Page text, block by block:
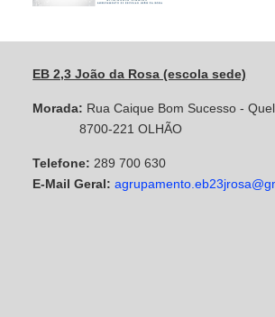
EB 2,3 João da Rosa (escola sede)
Morada: Rua Caique Bom Sucesso -
8700-221 OLHÃO
Telefone: 289 700 630
E-Mail Geral: